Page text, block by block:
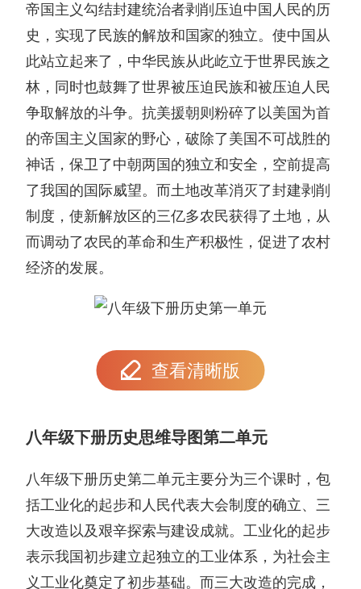
帝国主义勾结封建统治者剥削压迫中国人民的历
史，实现了民族的解放和国家的独立。使中国从
此站立起来了，中华民族从此屹立于世界民族之
林，同时也鼓舞了世界被压迫民族和被压迫人民
争取解放的斗争。抗美援朝则粉碎了以美国为首
的帝国主义国家的野心，破除了美国不可战胜的
神话，保卫了中朝两国的独立和安全，空前提高
了我国的国际威望。而土地改革消灭了封建剥削
制度，使新解放区的三亿多农民获得了土地，从
而调动了农民的革命和生产积极性，促进了农村
经济的发展。
查看清晰版
八年级下册历史思维导图第二单元
八年级下册历史第二单元主要分为三个课时，包
括工业化的起步和人民代表大会制度的确立、三
大改造以及艰辛探索与建设成就。工业化的起步
表示我国初步建立起独立的工业体系，为社会主
义工业化奠定了初步基础。而三大改造的完成，